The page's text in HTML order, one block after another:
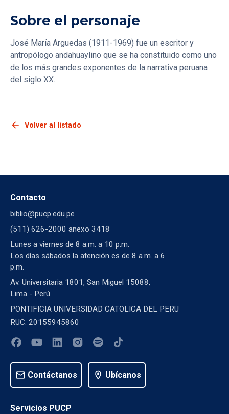
Sobre el personaje
José María Arguedas (1911-1969) fue un escritor y
antropólogo andahuaylino que se ha constituido como uno
de los más grandes exponentes de la narrativa peruana
del siglo XX.
arrow_back Volver al listado
Contacto
biblio@pucp.edu.pe
(511) 626-2000 anexo 3418
Lunes a viernes de 8 a.m. a 10 p.m.
Los días sábados la atención es de 8 a.m. a 6
p.m.
Av. Universitaria 1801, San Miguel 15088,
Lima - Perú
PONTIFICIA UNIVERSIDAD CATOLICA DEL PERU
RUC: 20155945860
mail Contáctanos location_on Ubícanos
Servicios PUCP